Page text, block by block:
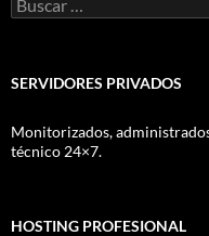
SERVIDORES PRIVADOS
Monitorizados,
técnico 24×7.
HOSTING PROFESIONAL